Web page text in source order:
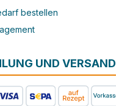
bestellen
UND VERSAND